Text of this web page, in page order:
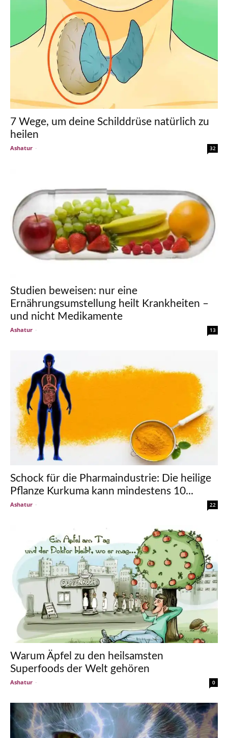
7 Wege, um deine Schilddrüse natürlich zu
heilen
Ashatur - 32
Studien beweisen: nur eine
Ernährungsumstellung heilt Krankheiten –
und nicht Medikamente
Ashatur - 13
Schock für die Pharmaindustrie: Die heilige
Pflanze Kurkuma kann mindestens 10...
Ashatur - 22
Warum Äpfel zu den heilsamsten
Superfoods der Welt gehören
Ashatur - 0